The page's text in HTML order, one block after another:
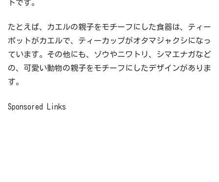
トです。
たとえば、カエルの親子をモチーフにした食器は、ティー
ポットがカエルで、ティーカップがオタマジャクシになっ
ています。その他にも、ゾウやニワトリ、シマエナガなど
の、可愛い動物の親子をモチーフにしたデザインがありま
す。
Sponsored Links